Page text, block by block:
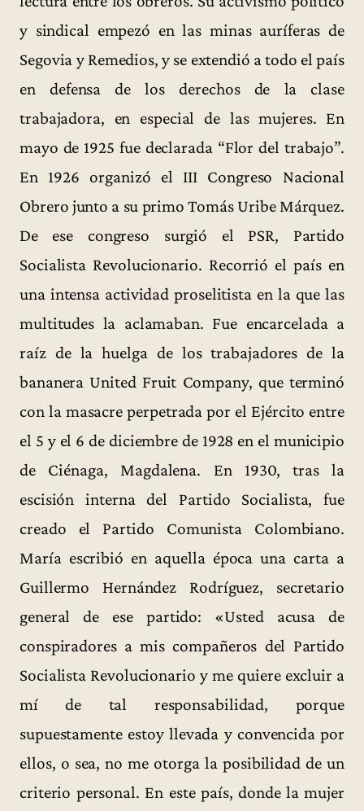
y sindical empezó en las minas auríferas de
Segovia y Remedios, y se extendió a todo el país
en defensa de los derechos de la clase
trabajadora, en especial de las mujeres. En
mayo de 1925 fue declarada “Flor del trabajo”.
En 1926 organizó el III Congreso Nacional
Obrero junto a su primo Tomás Uribe Márquez.
De ese congreso surgió el PSR, Partido
Socialista Revolucionario. Recorrió el país en
una intensa actividad proselitista en la que las
multitudes la aclamaban. Fue encarcelada a
raíz de la huelga de los trabajadores de la
bananera United Fruit Company, que terminó
con la masacre perpetrada por el Ejército entre
el 5 y el 6 de diciembre de 1928 en el municipio
de Ciénaga, Magdalena. En 1930, tras la
escisión interna del Partido Socialista, fue
creado el Partido Comunista Colombiano.
María escribió en aquella época una carta a
Guillermo Hernández Rodríguez, secretario
general de ese partido: «Usted acusa de
conspiradores a mis compañeros del Partido
Socialista Revolucionario y me quiere excluir a
mí de tal responsabilidad, porque
supuestamente estoy llevada y convencida por
ellos, o sea, no me otorga la posibilidad de un
criterio personal. En este país, donde la mujer